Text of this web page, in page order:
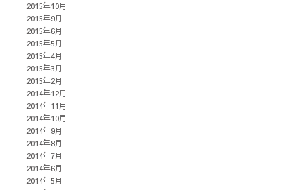
2015年10月
2015年9月
2015年6月
2015年5月
2015年4月
2015年3月
2015年2月
2014年12月
2014年11月
2014年10月
2014年9月
2014年8月
2014年7月
2014年6月
2014年5月